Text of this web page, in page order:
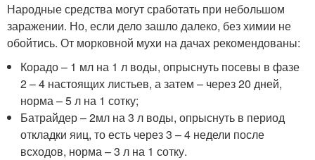
Народные средства могут сработать при небольшом
заражении. Но, если дело зашло далеко, без химии не
обойтись. От морковной мухи на дачах рекомендованы:
Корадо – 1 мл на 1 л воды, опрыснуть посевы в фазе
2 – 4 настоящих листьев, а затем – через 20 дней,
норма – 5 л на 1 сотку;
Батрайдер – 2мл на 3 л воды, опрыснуть в период
откладки яиц, то есть через 3 – 4 недели после
всходов, норма – 3 л на 1 сотку.